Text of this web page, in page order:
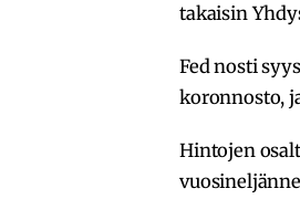
takaisin
Fed nosti
koronnosto,
Hintojen